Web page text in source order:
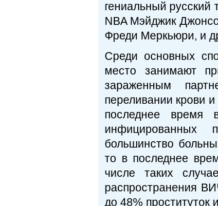
гениальный
NBA Мэйджик
Фреди Меркьюри, и
Среди основных
место занимают
зараженным
переливании крови
последнее время
большинство
то в последнее
числе таких
распространения
до 48%